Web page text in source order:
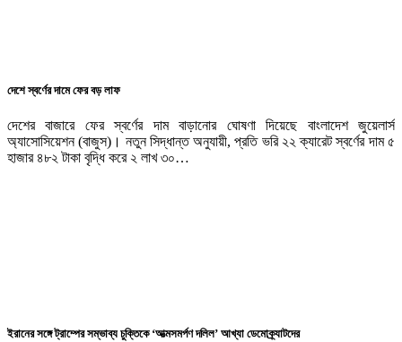
দেশে স্বর্ণের দামে ফের বড় লাফ
দেশের বাজারে ফের স্বর্ণের দাম বাড়ানোর ঘোষণা দিয়েছে বাংলাদেশ জুয়েলার্স
অ্যাসোসিয়েশন (বাজুস)। নতুন সিদ্ধান্ত অনুযায়ী, প্রতি ভরি ২২ ক্যারেট স্বর্ণের দাম ৫
হাজার ৪৮২ টাকা বৃদ্ধি করে ২ লাখ ৩০…
ইরানের সঙ্গে ট্রাম্পের সম্ভাব্য চুক্তিকে ‘আত্মসমর্পণ দলিল’ আখ্যা ডেমোক্র্যাটদের